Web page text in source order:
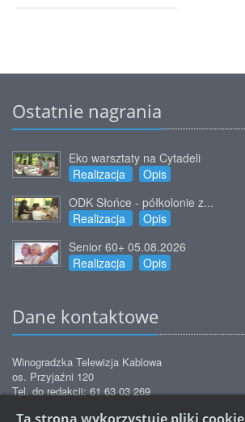
Ostatnie nagrania
Eko warsztaty na Cytadeli
Realizacja
Opis
ODK Słońce - półkolonie z...
Realizacja
Opis
Senior 60+ 05.08.2026
Realizacja
Opis
Dane kontaktowe
Winogradzka Telewizja Kablowa
os. Przyjaźni 120
Tel. do redakcji: 61 63 03 269